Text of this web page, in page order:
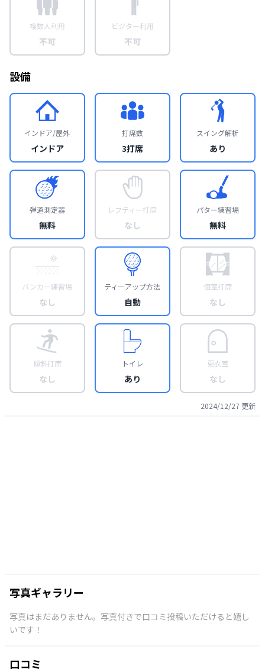
複数人利用
不可
ビジター利用
不可
設備
インドア/屋外
インドア
打席数
3打席
スイング解析
あり
弾道測定器
無料
レフティー打席
なし
パター練習場
無料
バンカー練習場
なし
ティーアップ方法
自動
個室打席
なし
傾斜打席
なし
トイレ
あり
更衣室
なし
2024/12/27 更新
写真ギャラリー
写真はまだありません。写真付きで口コミ投稿いただけると嬉し
いです！
口コミ